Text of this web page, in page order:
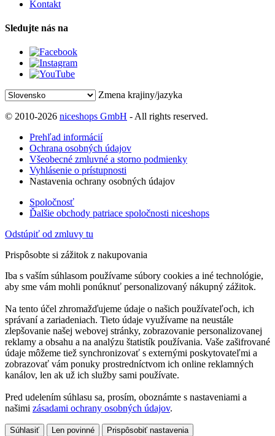
Kontakt
Sledujte nás na
Zmena krajiny/jazyka
© 2010-2026 niceshops GmbH - All rights reserved.
Prehľad informácií
Ochrana osobných údajov
Všeobecné zmluvné a storno podmienky
Vyhlásenie o prístupnosti
Nastavenia ochrany osobných údajov
Spoločnosť
Ďalšie obchody patriace spoločnosti niceshops
Odstúpiť od zmluvy tu
Prispôsobte si zážitok z nakupovania
Iba s vaším súhlasom používame súbory cookies a iné technológie,
aby sme vám mohli ponúknuť personalizovaný nákupný zážitok.
Na tento účel zhromažďujeme údaje o našich používateľoch, ich
správaní a zariadeniach. Tieto údaje využívame na neustále
zlepšovanie našej webovej stránky, zobrazovanie personalizovanej
reklamy a obsahu a na analýzu štatistík používania. Vaše zašifrované
údaje môžeme tiež synchronizovať s externými poskytovateľmi a
zobrazovať vám ponuky prostredníctvom ich online reklamných
kanálov, len ak už ich služby sami používate.
Pred udelením súhlasu sa, prosím, oboznámte s nastaveniami a
našimi zásadami ochrany osobných údajov.
Súhlasiť Len povinné Prispôsobiť nastavenia